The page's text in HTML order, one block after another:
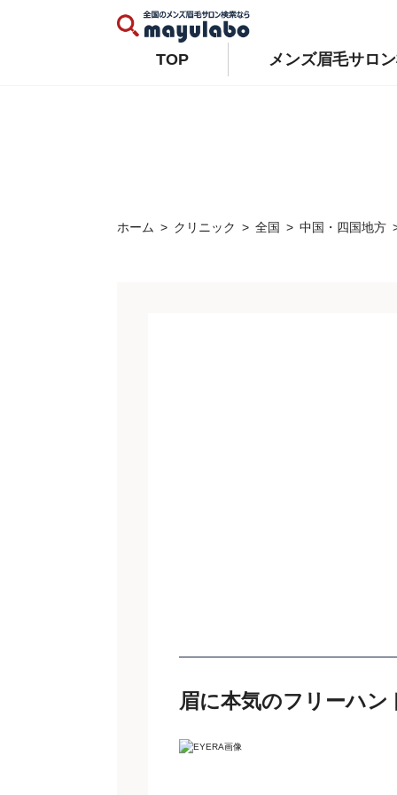
: Constant WP_AUTO_UPDATE_CORE already defined in
: Constant AUTOMATIC_UPDATER_DISABLED already defined in/home/xs679489/
TOP メンズ眉毛サロ
ホーム クリニック 全国 中国・四国地方
眉に本気のフリーハ